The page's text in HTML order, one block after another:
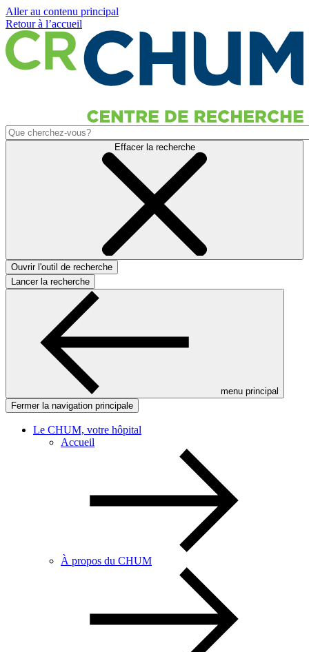
Aller au contenu principal
Retour à l’accueil
Effacer la recherche
Ouvrir l'outil de recherche
Lancer la recherche
menu principal
Fermer la navigation principale
Le CHUM, votre hôpital
Accueil
À propos du CHUM